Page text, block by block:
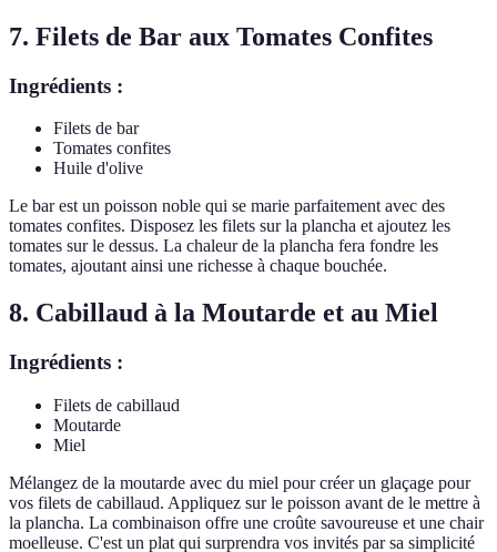
7. Filets de Bar aux Tomates Confites
Ingrédients :
Filets de bar
Tomates confites
Huile d'olive
Le bar est un poisson noble qui se marie parfaitement avec des
tomates confites. Disposez les filets sur la plancha et ajoutez les
tomates sur le dessus. La chaleur de la plancha fera fondre les
tomates, ajoutant ainsi une richesse à chaque bouchée.
8. Cabillaud à la Moutarde et au Miel
Ingrédients :
Filets de cabillaud
Moutarde
Miel
Mélangez de la moutarde avec du miel pour créer un glaçage pour
vos filets de cabillaud. Appliquez sur le poisson avant de le mettre à
la plancha. La combinaison offre une croûte savoureuse et une chair
moelleuse. C'est un plat qui surprendra vos invités par sa simplicité